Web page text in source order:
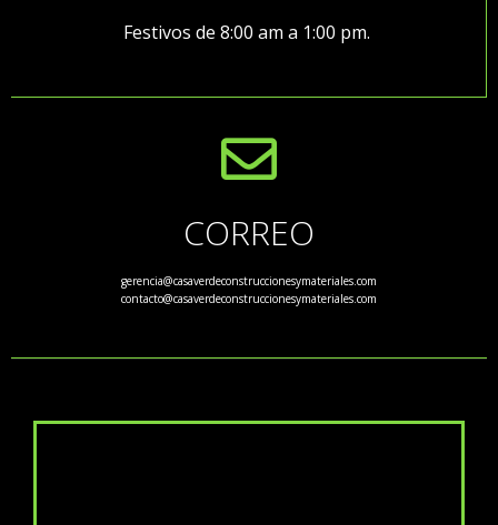
Festivos de 8:00 am a 1:00 pm.
CORREO
gerencia@casaverdeconstruccionesymateriales.com
contacto@casaverdeconstruccionesymateriales.com